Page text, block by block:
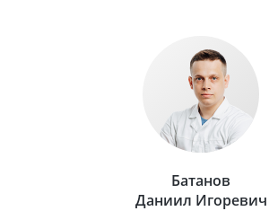
Батанов
Даниил Игоревич